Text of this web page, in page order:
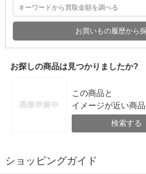
お買いもの履歴から
お探しの商品は見つかりましたか?
この商品と
イメージが近い商
検索する
ショッピングガイド